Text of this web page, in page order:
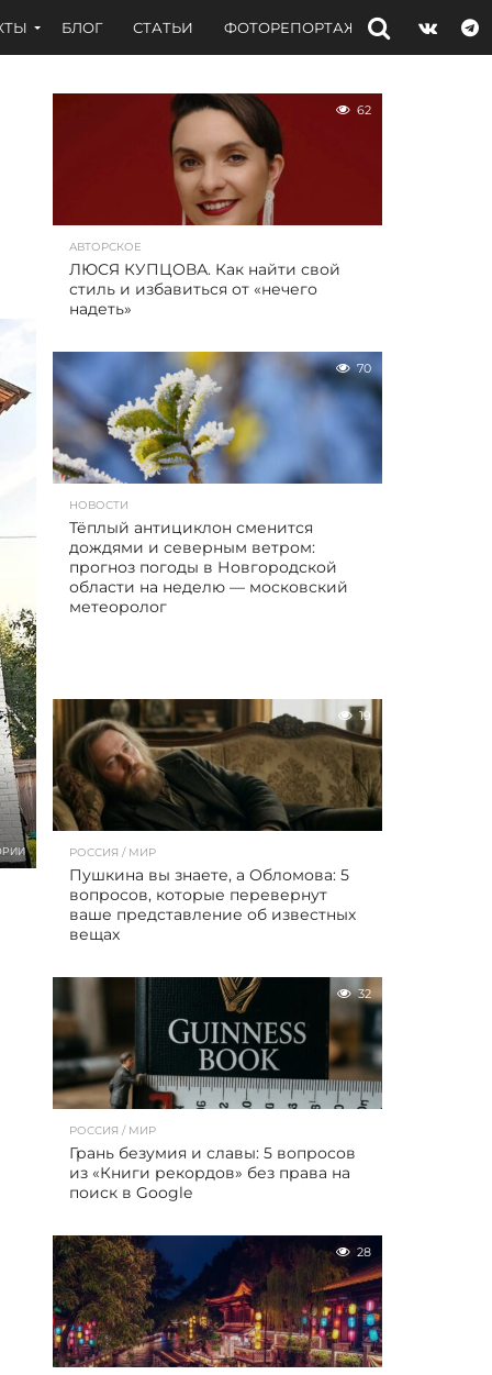
БЛОГ СТАТЬИ ФОТОРЕПОРТАЖИ ИНТЕРВЬЮ
62
АВТОРСКОЕ
ЛЮСЯ КУПЦОВА. Как найти свой
стиль и избавиться от «нечего
надеть»
70
НОВОСТИ
Тёплый антициклон сменится
дождями и северным ветром:
прогноз погоды в Новгородской
области на неделю — московский
метеоролог
19
РОССИЯ / МИР
Пушкина вы знаете, а Обломова: 5
вопросов, которые перевернут
ваше представление об известных
вещах
32
РОССИЯ / МИР
Грань безумия и славы: 5 вопросов
из «Книги рекордов» без права на
поиск в Google
28